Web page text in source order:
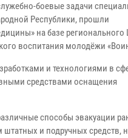
боевые задачи
Республики, прошли
на базе регионального
воспитания молодёжи
и технологиями в
средствами оснащения
способы эвакуации
и подручных средств,